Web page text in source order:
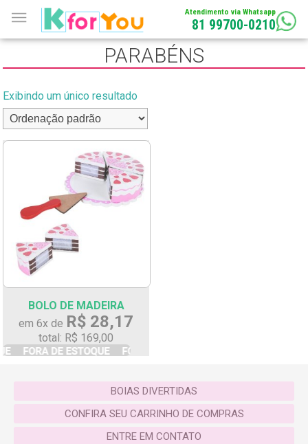
Atendimento via Whatsapp
81 99700-0210
PARABÉNS
Exibindo um único resultado
BOLO DE MADEIRA
em 6x de R$ 28,17
total: R$ 169,00
BOIAS DIVERTIDAS
CONFIRA SEU CARRINHO DE COMPRAS
ENTRE EM CONTATO